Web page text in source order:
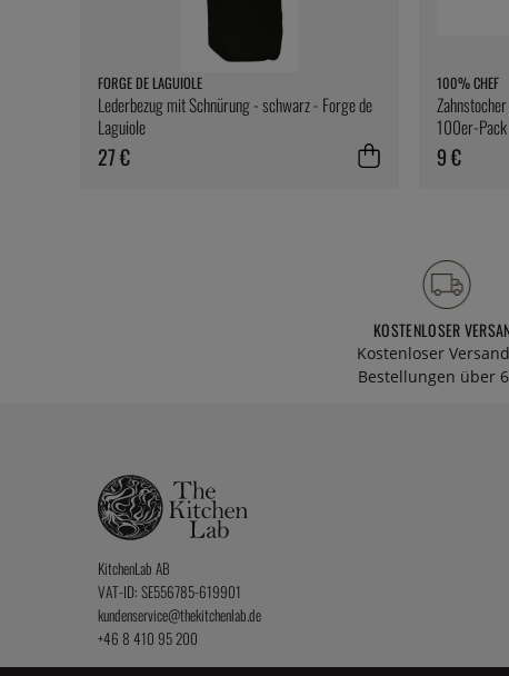
FORGE DE LAGUIOLE
Lederbezug mit Schnürung - schwarz - Forge de
Laguiole
27 €
100% CHEF
100er-
9 €
KOSTENLOSER
Kostenloser
Bestellungen über
KitchenLab AB
VAT-ID: SE556785-619901
kundenservice@thekitchenlab.de
+46 8 410 95 200